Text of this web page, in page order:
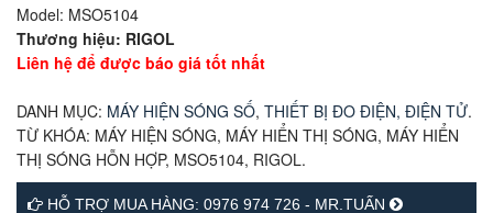
Model: MSO5104
Thương hiệu: RIGOL
Liên hệ để được báo giá tốt nhất
DANH MỤC: MÁY HIỆN SÓNG SỐ, THIẾT BỊ ĐO ĐIỆN, ĐIỆN TỬ.
TỪ KHÓA: MÁY HIỆN SÓNG, MÁY HIỂN THỊ SÓNG, MÁY HIỂN
THỊ SÓNG HỖN HỢP, MSO5104, RIGOL.
HỖ TRỢ MUA HÀNG: 0976 974 726 - MR.TUẤN